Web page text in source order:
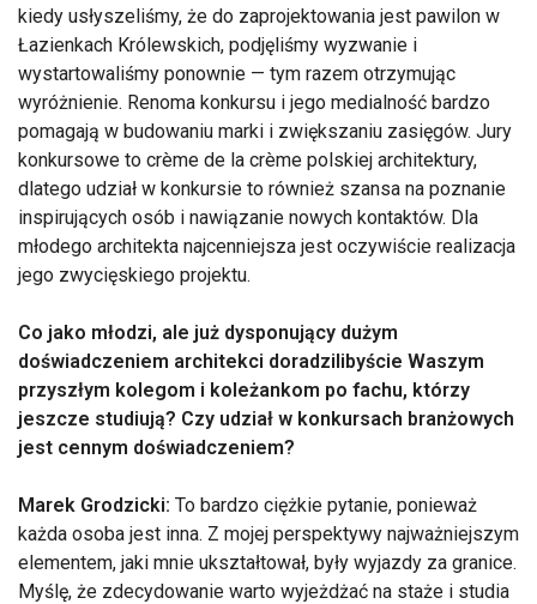
kiedy usłyszeliśmy, że do zaprojektowania jest pawilon w
Łazienkach Królewskich, podjęliśmy wyzwanie i
wystartowaliśmy ponownie — tym razem otrzymując
wyróżnienie. Renoma konkursu i jego medialność bardzo
pomagają w budowaniu marki i zwiększaniu zasięgów. Jury
konkursowe to crème de la crème polskiej architektury,
dlatego udział w konkursie to również szansa na poznanie
inspirujących osób i nawiązanie nowych kontaktów. Dla
młodego architekta najcenniejsza jest oczywiście realizacja
jego zwycięskiego projektu.
Co jako młodzi, ale już dysponujący dużym
doświadczeniem architekci doradzilibyście Waszym
przyszłym kolegom i koleżankom po fachu, którzy
jeszcze studiują? Czy udział w konkursach branżowych
jest cennym doświadczeniem?
Marek Grodzicki: To bardzo ciężkie pytanie, ponieważ
każda osoba jest inna. Z mojej perspektywy najważniejszym
elementem, jaki mnie ukształtował, były wyjazdy za granice.
Myślę, że zdecydowanie warto wyjeżdżać na staże i studia